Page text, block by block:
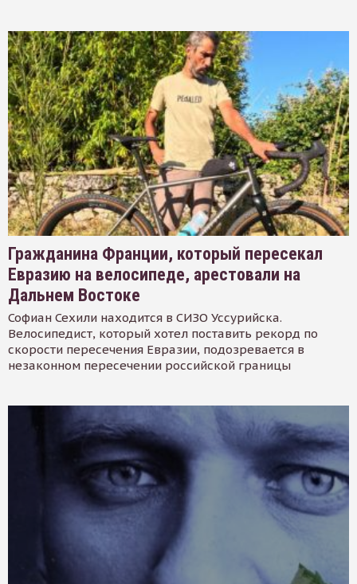
Гражданина Франции, который пересекал
Евразию на велосипеде, арестовали на
Дальнем Востоке
Софиан Сехили находится в СИЗО Уссурийска.
Велосипедист, который хотел поставить рекорд по
скорости пересечения Евразии, подозревается в
незаконном пересечении российской границы